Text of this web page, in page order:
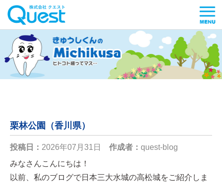
栗林公園（香川県）
投稿日： 2026年07月31日 作成者： quest-blog
みなさんこんにちは！
以前、私のブログで日本三大水城の高松城をご紹介しま